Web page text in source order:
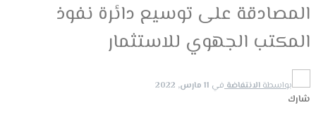
المصادقة على توسيع دائرة نفوذ
المكتب الجهوي للاستثمار
بواسطةالانتفاضة في 11 مارس, 2022
شارك